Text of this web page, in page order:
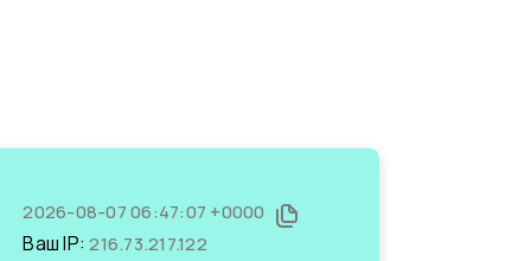
2026-08-07 06:47:07 +0000
Ваш IP:216.73.217.122